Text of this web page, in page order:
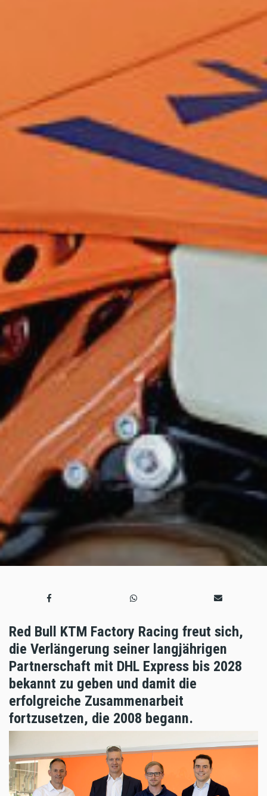
Red Bull KTM Factory Racing freut sich,
die Verlängerung seiner langjährigen
Partnerschaft mit DHL Express bis 2028
bekannt zu geben und damit die
erfolgreiche Zusammenarbeit
fortzusetzen, die 2008 begann.